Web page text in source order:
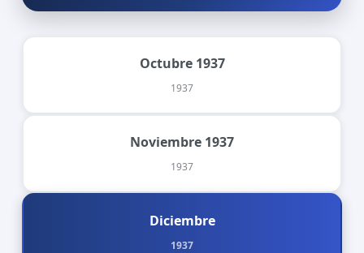
Octubre 1937
1937
Noviembre 1937
1937
Diciembre
1937